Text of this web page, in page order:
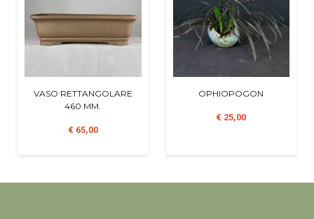
VASO RETTANGOLARE
460 MM.
€ 65,00
OPHIOPOGON
€ 25,00